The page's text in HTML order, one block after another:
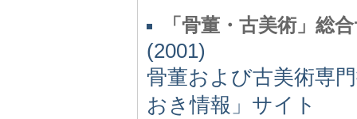
「骨董・古美術」総
(2001)
骨董および古美術専
おき情報」サイト